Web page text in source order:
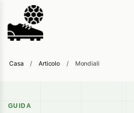
Casa / Articolo / Mondiali
GUIDA